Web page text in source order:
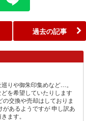
過去の記事
りや御朱印集めなど…。
を希望していたりします
交換や売却はしておりま
あるようですが 申し訳あ
ます。